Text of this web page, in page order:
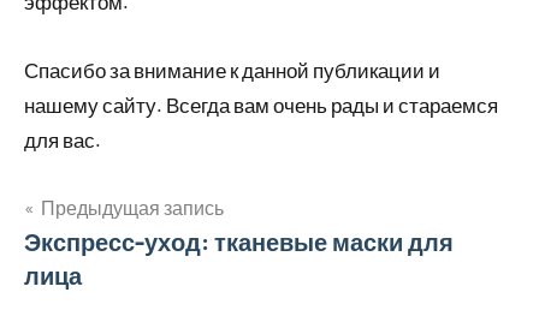
Спасибо за внимание к данной публикации и
нашему сайту. Всегда вам очень рады и стараемся
для вас.
Навигация
по
Предыдущая запись
Экспресс-уход: тканевые маски для
лица